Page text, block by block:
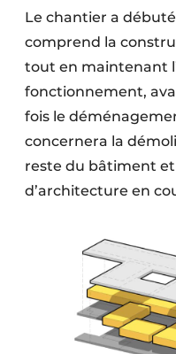
Rénovation
Sécurité incendie
Software
Techniques
Travaux ferroviaires
Le chantier a débuté
comprend la
tout en maintenant
fonctionnement,
fois le
concernera la
reste du bâtiment et
d’architecture en